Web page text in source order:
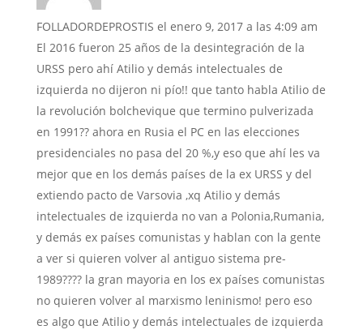
FOLLADORDEPROSTIS el enero 9, 2017 a las 4:09 am
El 2016 fueron 25 años de la desintegración de la
URSS pero ahí Atilio y demás intelectuales de
izquierda no dijeron ni pío!! que tanto habla Atilio de
la revolución bolchevique que termino pulverizada
en 1991?? ahora en Rusia el PC en las elecciones
presidenciales no pasa del 20 %,y eso que ahí les va
mejor que en los demás países de la ex URSS y del
extiendo pacto de Varsovia ,xq Atilio y demás
intelectuales de izquierda no van a Polonia,Rumania,
y demás ex países comunistas y hablan con la gente
a ver si quieren volver al antiguo sistema pre-
1989???? la gran mayoria en los ex países comunistas
no quieren volver al marxismo leninismo! pero eso
es algo que Atilio y demás intelectuales de izquierda